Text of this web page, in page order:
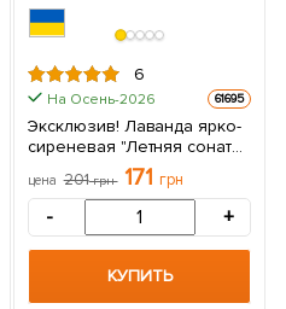
6
На Осень-2026 61695
Эксклюзив! Лаванда ярко-
сиреневая "Летняя соната"
(Summer Sonata)
(премиальный, английский,
долгоцветущий сорт) 1
саженец в упаковке
цена 201грн 171 грн
- +
КУПИТЬ